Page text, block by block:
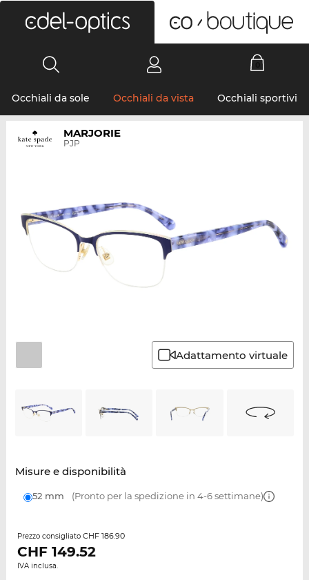
Occhiali da sole Occhiali da vista Occhiali sportivi
MARJORIE
PJP
Adattamento virtuale
Misure e disponibilità
52 mm (Pronto per la spedizione in 4-6 settimane)
Prezzo consigliato CHF 186.90
CHF 149.52
IVA inclusa.